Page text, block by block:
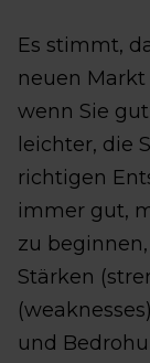
Es stimmt,
neuen
wenn Sie
leichter, die
richtigen
immer gut,
zu
Stärken
und